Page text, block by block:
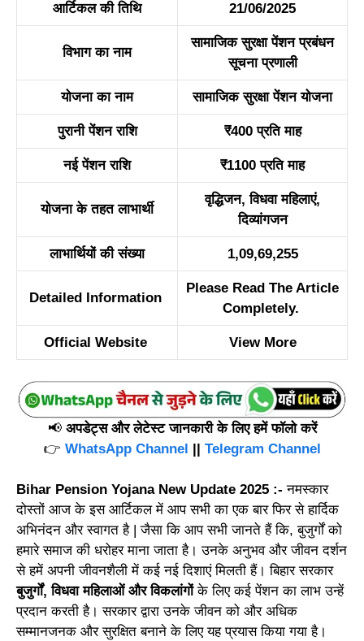
आर्टिकल की तिथि 21/06/2025
विभाग का नाम
सामाजिक सुरक्षा पेंशन प्रबंधन
सूचना प्रणाली
योजना का नाम सामाजिक सुरक्षा पेंशन योजना
पुरानी पेंशन राशि ₹400 प्रति माह
नई पेंशन राशि ₹1100 प्रति माह
योजना के तहत लाभार्थी
वृद्धिजन, विधवा महिलाएं,
दिव्यांगजन
लाभार्थियों की संख्या 1,09,69,255
Detailed Information
Please Read The Article
Completely.
Official Website View More
📢 अपडेट्स और लेटेस्ट जानकारी के लिए हमें फॉलो करें
👉 WhatsApp Channel || Telegram Channel
Bihar Pension Yojana New Update 2025 :- नमस्कार
दोस्तों आज के इस आर्टिकल में आप सभी का एक बार फिर से हार्दिक
अभिनंदन और स्वागत है | जैसा कि आप सभी जानते हैं कि, बुजुर्गों को
हमारे समाज की धरोहर माना जाता है। उनके अनुभव और जीवन दर्शन
से हमें अपनी जीवनशैली में कई नई दिशाएं मिलती हैं। बिहार सरकार
बुजुर्गों, विधवा महिलाओं और विकलांगोंके लिए कई पेंशन का लाभ उन्हें
प्रदान करती है। सरकार द्वारा उनके जीवन को और अधिक
सम्मानजनक और सुरक्षित बनाने के लिए यह प्रयास किया गया है।